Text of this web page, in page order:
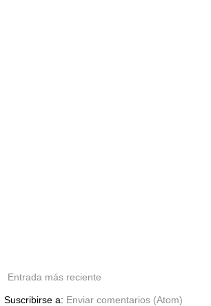
Entrada más reciente
Suscribirse a: Enviar comentarios (Atom)